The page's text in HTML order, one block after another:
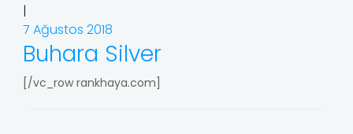
|
7 Ağustos 2018
Buhara Silver
[/vc_row rankhaya.com]